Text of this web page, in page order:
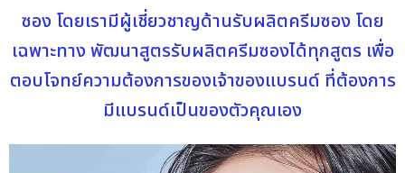
ซอง โดยเรามีผู้เชี่ยวชาญด้านรับผลิตครีมซอง โดย
เฉพาะทาง พัฒนาสูตรรับผลิตครีมซองได้ทุกสูตร เพื่อ
ตอบโจทย์ความต้องการของเจ้าของแบรนด์ ที่ต้องการ
มีแบรนด์เป็นของตัวคุณเอง